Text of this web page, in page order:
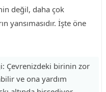
değil, daha çok
yansımasıdır. İşte öne
Çevrenizdeki birinin zor
ve ona yardım